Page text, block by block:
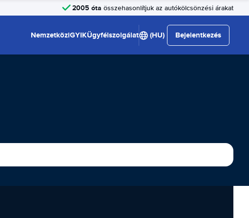
2005 óta összehasonlítjuk az autókölcsönzési árakat
NemzetköziGYIKÜgyfélszolgálat (HU) Bejelentkezés